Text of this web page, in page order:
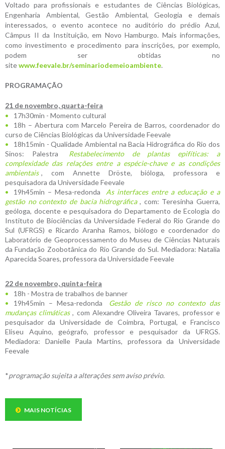
Voltado para profissionais e estudantes de Ciências Biológicas,
Engenharia Ambiental, Gestão Ambiental, Geologia e demais
interessados, o evento acontece no auditório do prédio Azul,
Câmpus II da Instituição, em Novo Hamburgo. Mais informações,
como investimento e procedimento para inscrições, por exemplo,
podem ser obtidas no
sitewww.feevale.br/seminariodemeioambiente.
PROGRAMAÇÃO
21 de novembro, quarta-feira
17h30min - Momento cultural
18h – Abertura com Marcelo Pereira de Barros, coordenador do
curso de Ciências Biológicas da Universidade Feevale
18h15min - Qualidade Ambiental na Bacia Hidrográfica do Rio dos
Sinos: Palestra
Restabelecimento de plantas epifíticas: a
complexidade das relações entre a espécie-chave e as condições
ambientais , com Annette Dröste, bióloga, professora e
pesquisadora da Universidade Feevale
19h45min – Mesa-redonda
As interfaces entre a educação e a
gestão no contexto de bacia hidrográfica , com: Teresinha Guerra,
geóloga, docente e pesquisadora do Departamento de Ecologia do
Instituto de Biociências da Universidade Federal do Rio Grande do
Sul (UFRGS) e Ricardo Aranha Ramos, biólogo e coordenador do
Laboratório de Geoprocessamento do Museu de Ciências Naturais
da Fundação Zoobotânica do Rio Grande do Sul. Mediadora: Natalia
Aparecida Soares, professora da Universidade Feevale
22 de novembro, quinta-feira
18h - Mostra de trabalhos de banner
19h45min – Mesa-redonda
Gestão de risco no contexto das
mudanças climáticas , com Alexandre Oliveira Tavares, professor e
pesquisador da Universidade de Coimbra, Portugal, e Francisco
Eliseu Aquino, geógrafo, professor e pesquisador da UFRGS.
Mediadora: Danielle Paula Martins, professora da Universidade
Feevale
*programação sujeita a alterações sem aviso prévio.
MAIS NOTÍCIAS